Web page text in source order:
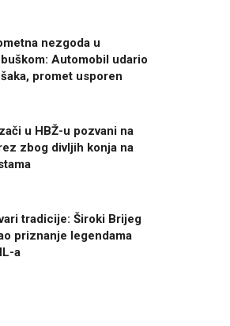
nezgoda u
Automobil udario
promet usporen
u HBŽ-u pozvani na
zbog divljih konja na
tradicije: Široki Brijeg
priznanje legendama
a